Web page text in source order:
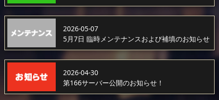
2026-05-07
5月7日 臨時メンテナンスおよび補填のお知らせ
2026-04-30
第166サーバー公開のお知らせ！